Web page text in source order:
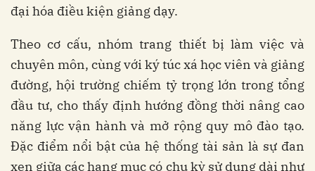
đại hóa điều kiện giảng dạy.
Theo cơ cấu, nhóm trang thiết bị làm việc và
chuyên môn, cùng với ký túc xá học viên và giảng
đường, hội trường chiếm tỷ trọng lớn trong tổng
đầu tư, cho thấy định hướng đồng thời nâng cao
năng lực vận hành và mở rộng quy mô đào tạo.
Đặc điểm nổi bật của hệ thống tài sản là sự đan
xen giữa các hạng mục có chu kỳ sử dụng dài như